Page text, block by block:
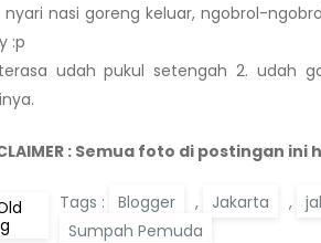
nyari nasi goreng keluar, ngobrol-
:p
udah pukul setengah 2. udah
: Semua foto di postingan
Tags : Blogger , Jakarta ,
Sumpah Pemuda